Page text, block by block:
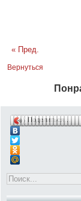
« Пред.
Вернуться
Поделиться…